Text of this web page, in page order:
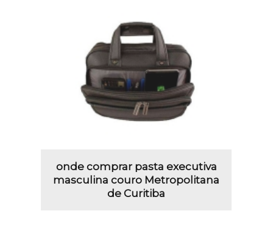
onde comprar pasta executiva
masculina couro Metropolitana
de Curitiba